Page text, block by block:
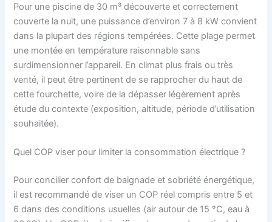
Pour une piscine de 30 m³ découverte et correctement
couverte la nuit, une puissance d’environ 7 à 8 kW convient
dans la plupart des régions tempérées. Cette plage permet
une montée en température raisonnable sans
surdimensionner l’appareil. En climat plus frais ou très
venté, il peut être pertinent de se rapprocher du haut de
cette fourchette, voire de la dépasser légèrement après
étude du contexte (exposition, altitude, période d’utilisation
souhaitée).
Quel COP viser pour limiter la consommation électrique ?
Pour concilier confort de baignade et sobriété énergétique,
il est recommandé de viser un COP réel compris entre 5 et
6 dans des conditions usuelles (air autour de 15 °C, eau à